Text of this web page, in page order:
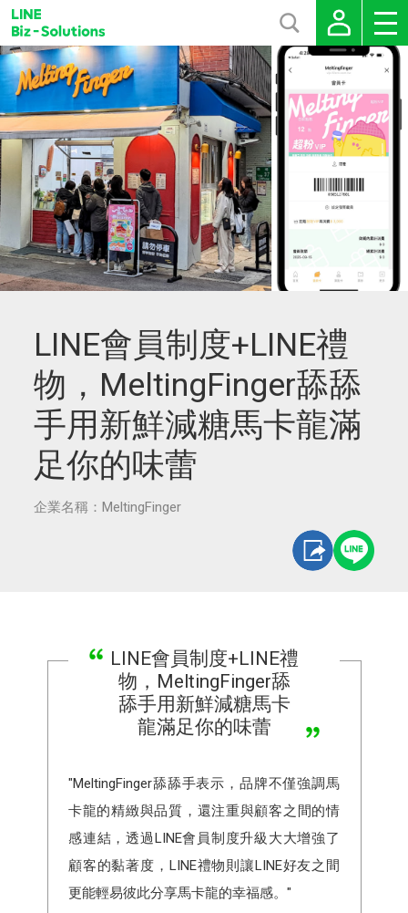
LINE會員制度+LINE禮
物，MeltingFinger舔舔
手用新鮮減糖馬卡龍滿
足你的味蕾
企業名稱：MeltingFinger
LINE會員制度+LINE禮
物，MeltingFinger舔
舔手用新鮮減糖馬卡
龍滿足你的味蕾
"MeltingFinger舔舔手表示，品牌不僅強調馬
卡龍的精緻與品質，還注重與顧客之間的情
感連結，透過LINE會員制度升級大大增強了
顧客的黏著度，LINE禮物則讓LINE好友之間
更能輕易彼此分享馬卡龍的幸福感。"